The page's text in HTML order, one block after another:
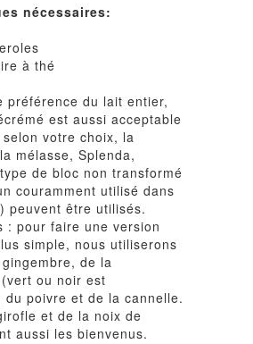
nécessaires:
à thé
préférence du lait entier,
est aussi acceptable
votre choix, la
mélasse, Splenda,
de bloc non transformé
couramment utilisé dans
peuvent être utilisés.
: pour faire une version
simple, nous utiliserons
de la
ou noir est
du poivre et de la cannelle.
et de la noix de
aussi les bienvenus.